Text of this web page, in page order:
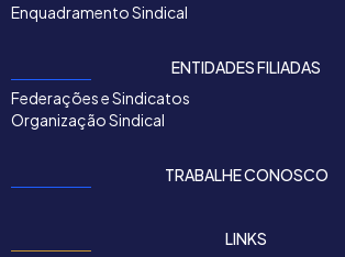
Enquadramento Sindical
ENTIDADES FILIADAS
Federações e Sindicatos
Organização Sindical
TRABALHE CONOSCO
LINKS